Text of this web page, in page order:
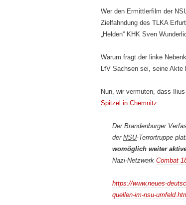
Wer den Ermittlerfilm der
Zielfahndung des TLKA
„Helden“ KHK Sven
Warum fragt der linke
LfV Sachsen sei, seine
Nun, wir vermuten, dass
Spitzel in Chemnitz.
Der Brandenburger
der NSU-Terrortruppe
womöglich weiter
Nazi-Netzwerk Combat
https://www.neues-
quellen-im-nsu-